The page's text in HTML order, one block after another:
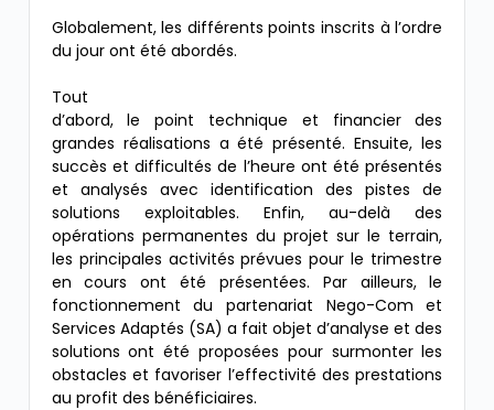
Globalement, les différents points inscrits à l’ordre
du jour ont été abordés.
Tout
d’abord, le point technique et financier des
grandes réalisations a été présenté. Ensuite, les
succès et difficultés de l’heure ont été présentés
et analysés avec identification des pistes de
solutions exploitables. Enfin, au-delà des
opérations permanentes du projet sur le terrain,
les principales activités prévues pour le trimestre
en cours ont été présentées. Par ailleurs, le
fonctionnement du partenariat Nego-Com et
Services Adaptés (SA) a fait objet d’analyse et des
solutions ont été proposées pour surmonter les
obstacles et favoriser l’effectivité des prestations
au profit des bénéficiaires.